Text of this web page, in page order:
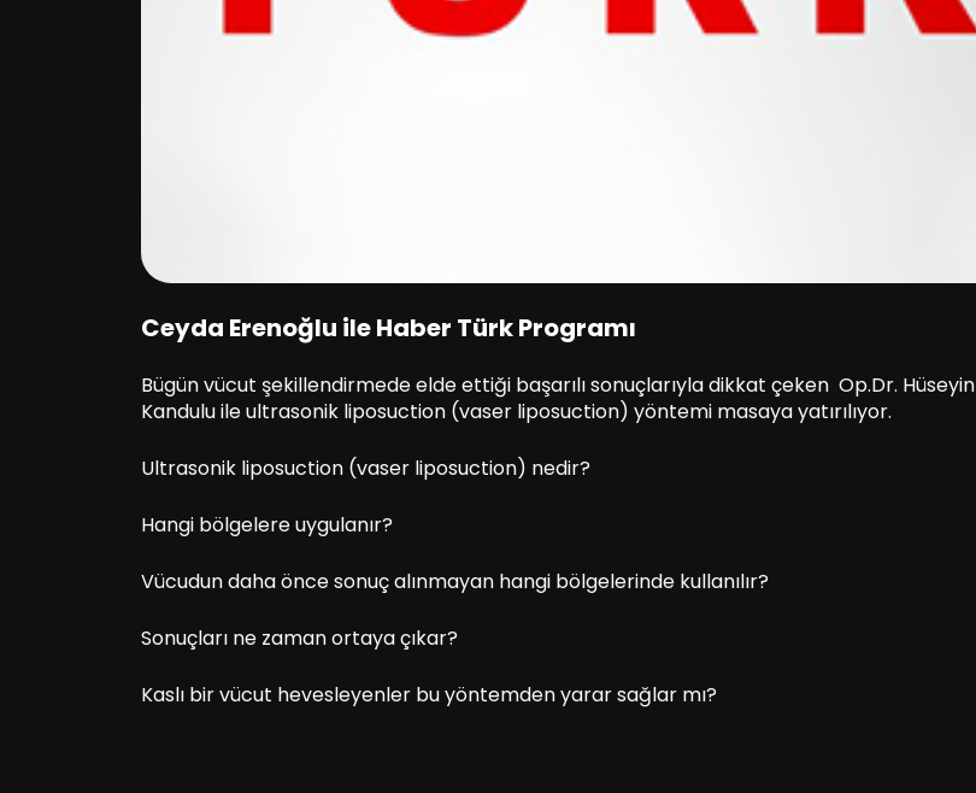
Ceyda Erenoğlu ile Haber Türk Programı
Bügün vücut şekillendirmede elde ettiği başarılı sonuçlarıyla dikkat çeken Op.Dr. Hüseyin
Kandulu ile ultrasonik liposuction (vaser liposuction) yöntemi masaya yatırılıyor.
Ultrasonik liposuction (vaser liposuction) nedir?
Hangi bölgelere uygulanır?
Vücudun daha önce sonuç alınmayan hangi bölgelerinde kullanılır?
Sonuçları ne zaman ortaya çıkar?
Kaslı bir vücut hevesleyenler bu yöntemden yarar sağlar mı?